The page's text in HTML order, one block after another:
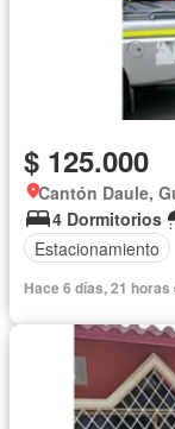
$ 125.000
Cantón Daule,
4 Dormitorios
Estacionamiento
Hace 6 días, 21 horas